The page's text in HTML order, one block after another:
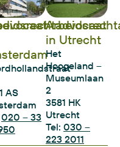
AS
020 – 33
in Utrecht
Het
Hoogeland –
Museumlaan
2
3581 HK
Utrecht
Tel: 030 –
223 2011